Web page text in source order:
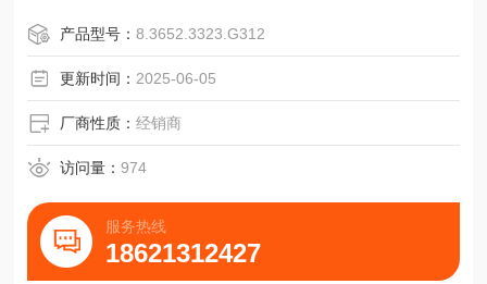
接头12极，轴向/径向
安装螺纹M 4x5
弹性安装，电缆弯曲半径R ≥ 100mm
固定安装，电缆弯曲半径R ≥ 40mm
尺寸单位：mm
夹紧法兰，58mm
连接电缆，轴向/径向
安装螺纹M 4x5
弹性安装，电缆弯曲半径R ≥ 100mm
固定安装，电缆弯曲
产品型号：8.3652.3323.G312
更新时间： 2025-06-05
厂商性质：经销商
访问量：974
服务热线
18621312427